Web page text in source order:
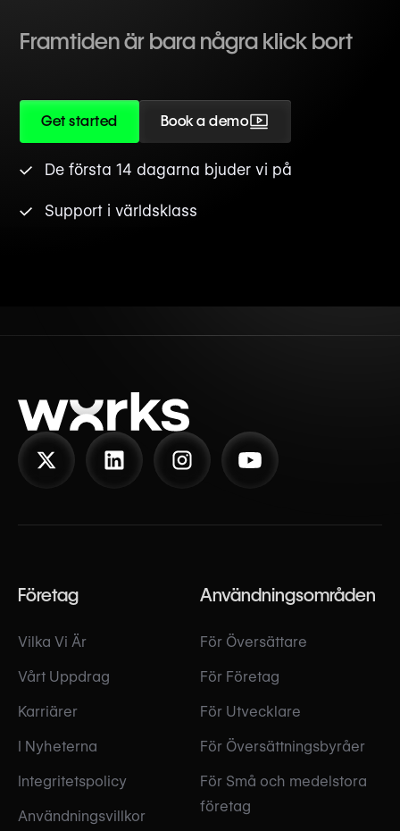
Framtiden är bara några klick bort
Get started Book a demo
De första 14 dagarna bjuder vi på
Support i världsklass
Företag
Vilka Vi Är
Vårt Uppdrag
Karriärer
I Nyheterna
Integritetspolicy
Användningsvillkor
Användningsområden
För Översättare
För Företag
För Utvecklare
För Översättningsbyråer
För Små och medelstora
företag